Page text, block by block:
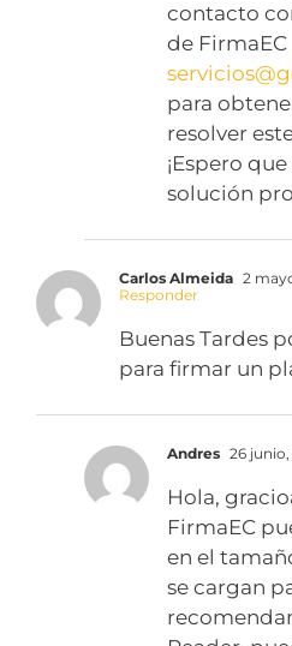
contacto
de FirmaEC
para
resolver
¡Espero
solución
Carlos Almeida 2
Responder
Buenas Tardes
para firmar un
Andres 26 junio,
Hola,
FirmaEC
en el
se cargan